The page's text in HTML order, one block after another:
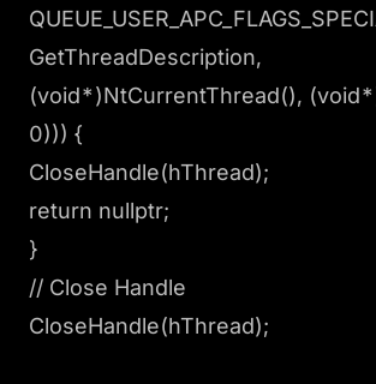
GetThreadDescription,
(void*)NtCurrentThread(),
0))) {
CloseHandle(hThread);
return nullptr;
}
// Close Handle
CloseHandle(hThread);